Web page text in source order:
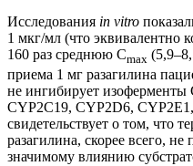
Исследования in vitro
1 мкг/мл (что
160 раз среднюю Cmax
приема 1 мг разагилина
не ингибирует
CYP2C19, CYP2D6,
свидетельствует о том, что
разагилина, скорее всего,
значимому влиянию